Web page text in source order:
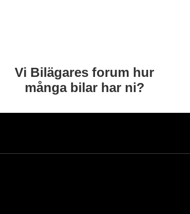
Vi Bilägares forum hur
många bilar har ni?